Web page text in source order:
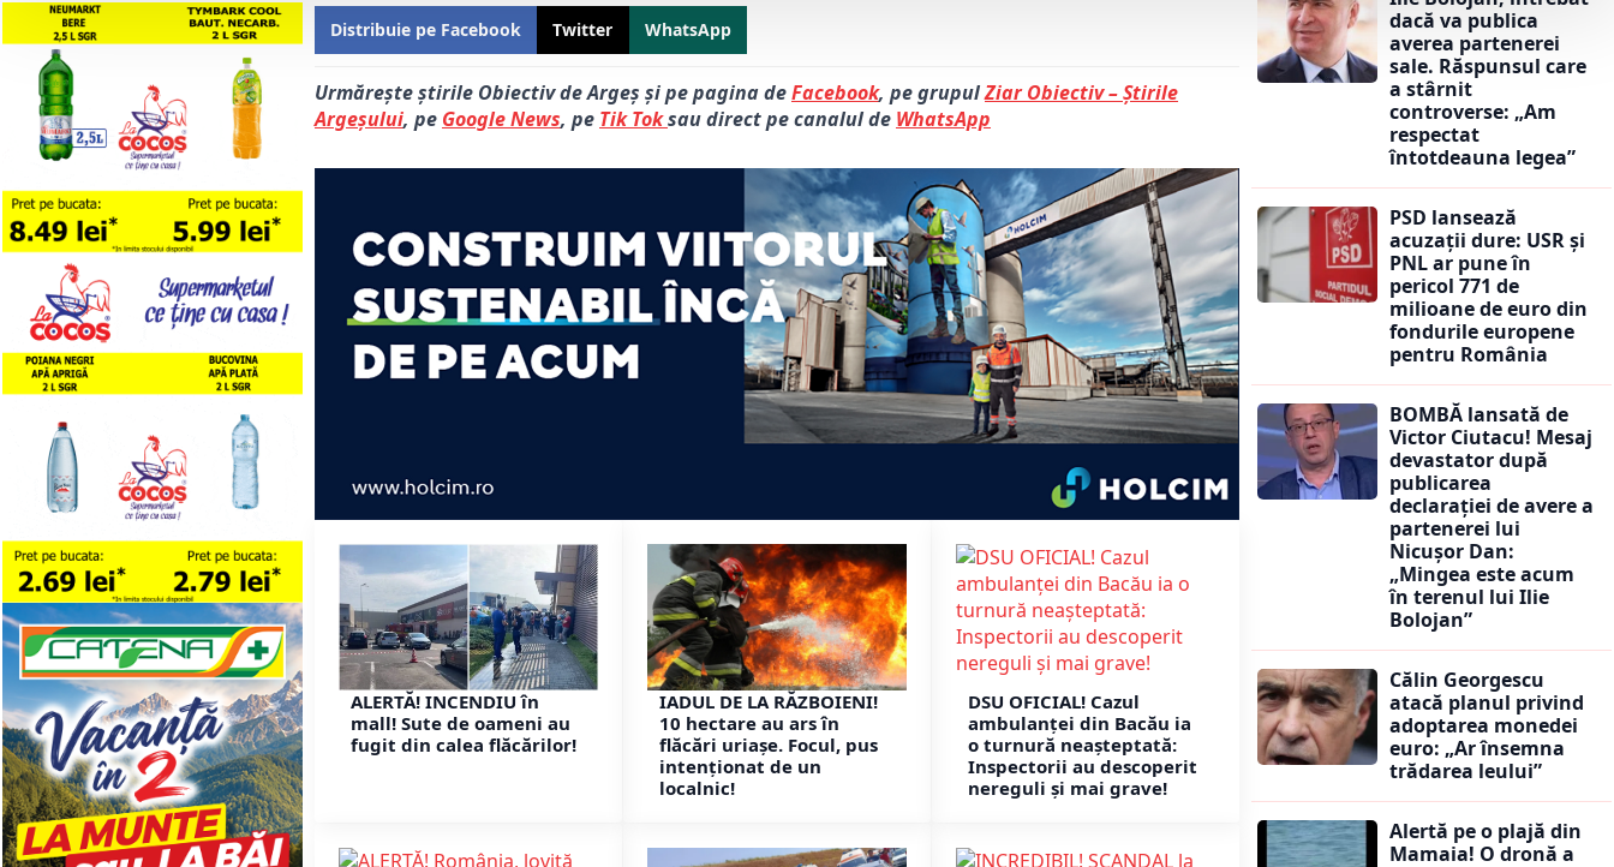
Distribuie pe Facebook Twitter WhatsApp
Urmărește știrile Obiectiv de Argeș și pe pagina deFacebook, pe grupulZiar Obiectiv – Știrile
Argeșului, pe Google News, pe Tik Toksau direct pe canalul de WhatsApp
ALERTĂ! INCENDIU în
mall! Sute de oameni au
fugit din calea flăcărilor!
IADUL DE LA RĂZBOIENI!
10 hectare au ars în
flăcări uriașe. Focul, pus
intenționat de un
localnic!
DSU OFICIAL! Cazul
ambulanței din Bacău ia
o turnură neașteptată:
Inspectorii au descoperit
nereguli și mai grave!
dacă va publica
averea partenerei
sale. Răspunsul care
a stârnit
controverse: „Am
respectat
întotdeauna legea”
PSD lansează
acuzații dure: USR și
PNL ar pune în
pericol 771 de
milioane de euro din
fondurile europene
pentru România
BOMBĂ lansată de
Victor Ciutacu! Mesaj
devastator după
publicarea
declarației de avere a
partenerei lui
Nicușor Dan:
„Mingea este acum
în terenul lui Ilie
Bolojan”
Călin Georgescu
atacă planul privind
adoptarea monedei
euro: „Ar însemna
trădarea leului”
Alertă pe o plajă din
Mamaia! O dronă a